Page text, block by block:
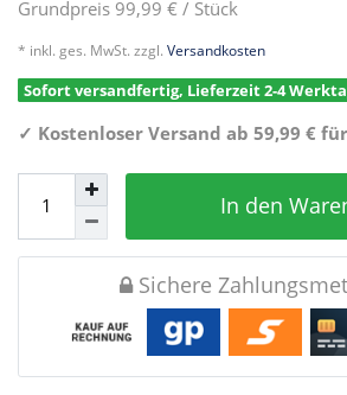
Grundpreis 99,99 € / Stück
* inkl. ges. MwSt. zzgl. Versandkosten
Sofort versandfertig, Lieferzeit 2-4
✓ Kostenloser Versand ab 59,99 €
In den
Sichere